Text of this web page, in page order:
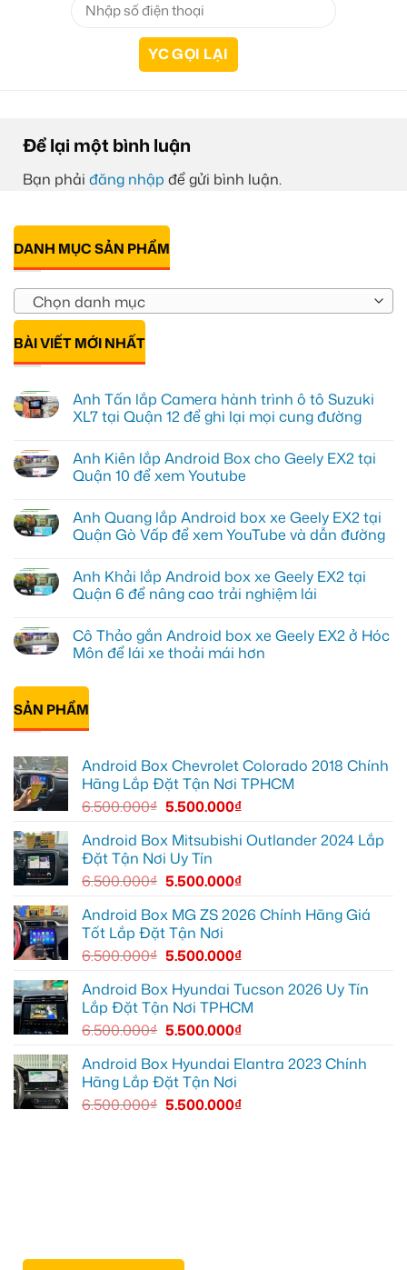
Để lại một bình luận
Bạn phải đăng nhập để gửi bình luận.
DANH MỤC SẢN PHẨM
Chọn danh mục
BÀI VIẾT MỚI NHẤT
Anh Tấn lắp Camera hành trình ô tô Suzuki
XL7 tại Quận 12 để ghi lại mọi cung đường
bình
luận
ở
lắp
Camera
hành
tô
Suzuki
XL7
12
để
ghi
cung
đường
Anh Kiên lắp Android Box cho Geely EX2 tại
Quận 10 để xem Youtube
bình
luận
ở
lắp
Android
Box
EX2
tại
Quận
xem
Youtube
Anh Quang lắp Android box xe Geely EX2 tại
Quận Gò Vấp để xem YouTube và dẫn đường
bình
luận
ở
lắp
Android
box
EX2
tại
Quận
Gò
xem
YouTube
dẫn
đường
Anh Khải lắp Android box xe Geely EX2 tại
Quận 6 để nâng cao trải nghiệm lái
bình
luận
ở
Android
box
xe
tại
Quận
nâng
trải
nghiệm
lái
Cô Thảo gắn Android box xe Geely EX2 ở Hóc
Môn để lái xe thoải mái hơn
có
luận
ở
Cô
Android
box
Geely
EX2
Hóc
Môn
để
mái
hơn
SẢN PHẨM
Android Box Chevrolet Colorado 2018 Chính
Hãng Lắp Đặt Tận Nơi TPHCM
6.500.000₫ 5.500.000₫
Android Box Mitsubishi Outlander 2024 Lắp
Đặt Tận Nơi Uy Tín
6.500.000₫ 5.500.000₫
Android Box MG ZS 2026 Chính Hãng Giá
Tốt Lắp Đặt Tận Nơi
6.500.000₫ 5.500.000₫
Android Box Hyundai Tucson 2026 Uy Tín
Lắp Đặt Tận Nơi TPHCM
6.500.000₫ 5.500.000₫
Android Box Hyundai Elantra 2023 Chính
Hãng Lắp Đặt Tận Nơi
6.500.000₫ 5.500.000₫